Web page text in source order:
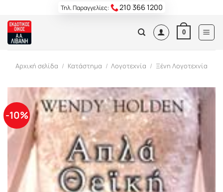
content
Τηλ. Παραγγελίες: 210 366 1200
0
Αρχική σελίδα / Κατάστημα / Λογοτεχνία / Ξένη Λογοτεχνία
-10%